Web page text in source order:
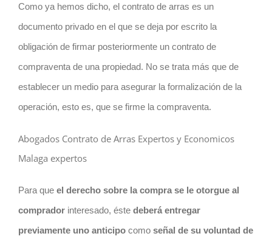
Como ya hemos dicho, el contratode arras es un
documento privado en el que se deja por escrito la
obligación de firmar posteriormente un contrato de
compraventa de una propiedad. No se trata más que de
establecer un medio para asegurar la formalización de la
operación, esto es, que se firme la compraventa.
Abogados Contrato de Arras Expertos y Economicos
Malaga expertos
Para que el derecho sobre la compra se le otorgue al
compradorinteresado, éstedeberá entregar
previamente uno anticipocomo señal de su voluntad de